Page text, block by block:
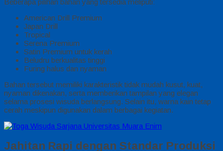
Beberapa pilihan bahan yang tersedia meliputi:
American Drill Premium
Japan Drill
Tropical
Serena Premium
Satin Premium untuk kerah
Beludru berkualitas tinggi
Furing halus dan nyaman
Bahan tersebut memiliki karakteristik tidak mudah kusut, kuat,
nyaman dikenakan, serta memberikan tampilan yang elegan
selama prosesi wisuda berlangsung. Selain itu, warna kain tetap
cerah meskipun digunakan dalam berbagai kegiatan.
Jahitan Rapi dengan Standar Produksi